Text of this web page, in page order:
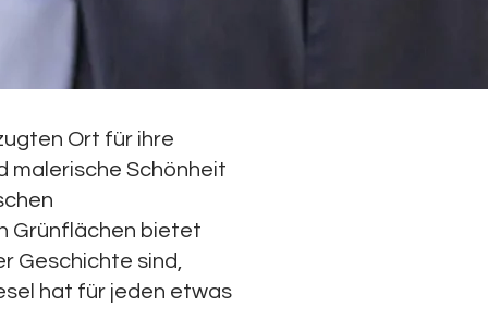
Ort für ihre
malerische Schönheit
Grünflächen bietet
Geschichte sind,
hat für jeden etwas